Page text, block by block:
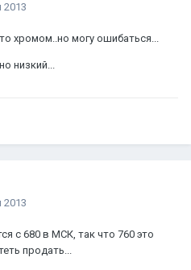
2013
хромом..но могу ошибаться...
низкий...
2013
с 680 в МСК, так что 760 это
продать...